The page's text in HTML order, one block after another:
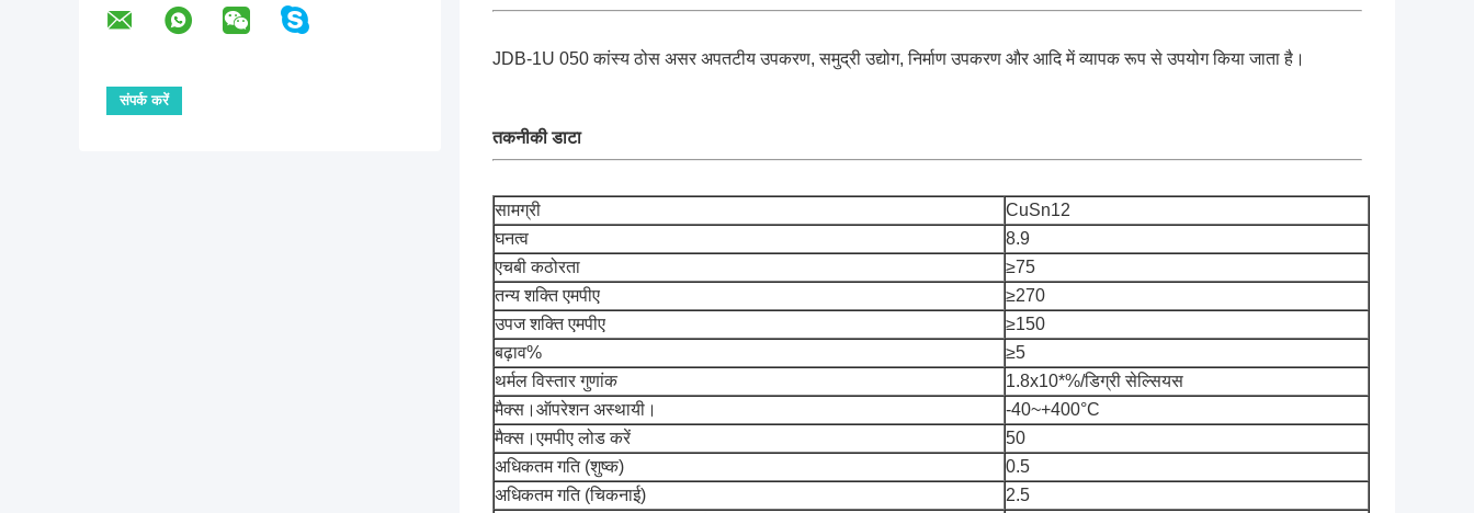
JDB-1U 050 कांस्य ठोस असर अपतटीय उपकरण, समुद्री उद्योग, निर्माण उपकरण और आदि में व्यापक रूप से उपयोग किया जाता है।
तकनीकी डाटा
सामग्री
CuSn12
घनत्व
8.9
एचबी कठोरता
≥75
तन्य शक्ति एमपीए
≥270
उपज शक्ति एमपीए
≥150
बढ़ाव%
≥5
थर्मल विस्तार गुणांक
1.8x10*%/डिग्री सेल्सियस
मैक्स।ऑपरेशन अस्थायी।
-40~+400°C
मैक्स।एमपीए लोड करें
50
अधिकतम गति (शुष्क)
0.5
अधिकतम गति (चिकनाई)
2.5